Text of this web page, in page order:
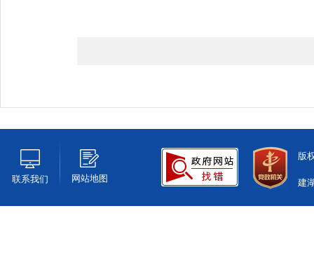
联系我们 网站地图
版
建